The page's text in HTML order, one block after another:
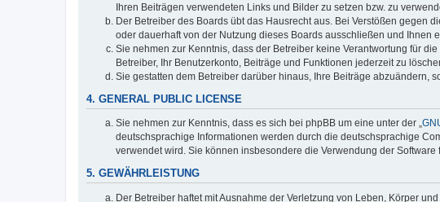
Ihren Beiträgen verwendeten Links und Bilder zu setzen bzw. zu
Der Betreiber des Boards übt das Hausrecht aus. Bei Verstößen gegen
oder dauerhaft von der Nutzung dieses Boards ausschließen und Ihnen
Sie nehmen zur Kenntnis, dass der Betreiber keine Verantwortung für
Betreiber, Ihr Benutzerkonto, Beiträge und Funktionen jederzeit zu
Sie gestatten dem Betreiber darüber hinaus, Ihre Beiträge abzuändern,
4. GENERAL PUBLIC LICENSE
Sie nehmen zur Kenntnis, dass es sich bei phpBB um eine unter der „
deutschsprachige Informationen werden durch die deutschsprachige
verwendet wird. Sie können insbesondere die Verwendung der
5. GEWÄHRLEISTUNG
Der Betreiber haftet mit Ausnahme der Verletzung von Leben, Körper